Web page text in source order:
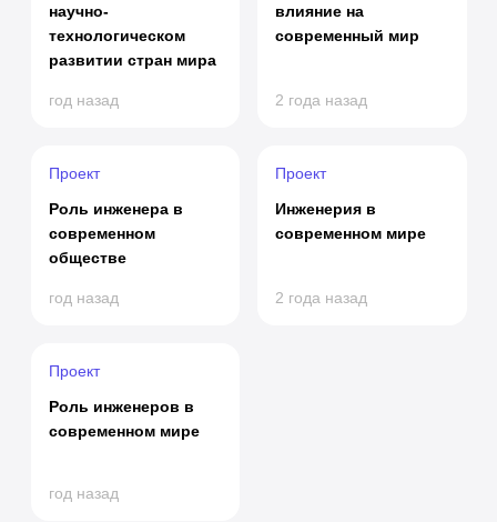
научно-
технологическом
развитии стран мира
год назад
влияние на
современный мир
2 года назад
Проект
Роль инженера в
современном
обществе
год назад
Проект
Инженерия в
современном мире
2 года назад
Проект
Роль инженеров в
современном мире
год назад